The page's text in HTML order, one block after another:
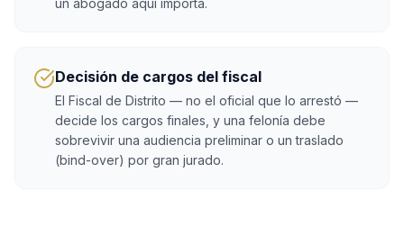
un abogado aquí importa.
Decisión de cargos del fiscal
El Fiscal de Distrito — no el oficial que lo arrestó —
decide los cargos finales, y una felonía debe
sobrevivir una audiencia preliminar o un traslado
(bind-over) por gran jurado.